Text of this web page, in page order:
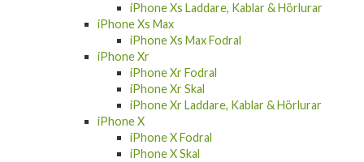
iPhone Xs Laddare, Kablar & Hörlurar
iPhone Xs Max
iPhone Xs Max Fodral
iPhone Xr
iPhone Xr Fodral
iPhone Xr Skal
iPhone Xr Laddare, Kablar & Hörlurar
iPhone X
iPhone X Fodral
iPhone X Skal